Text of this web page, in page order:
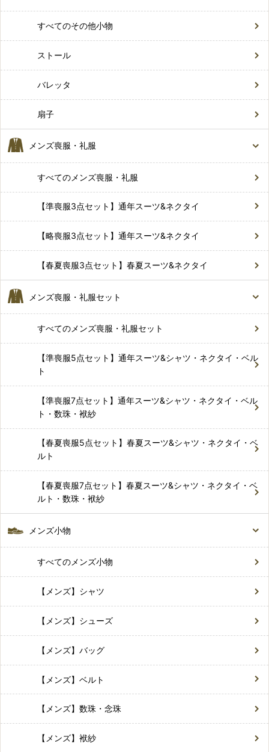
すべてのその他小物
ストール
バレッタ
扇子
メンズ喪服・礼服
すべてのメンズ喪服・礼服
【準喪服3点セット】通年スーツ&ネクタイ
【略喪服3点セット】通年スーツ&ネクタイ
【春夏喪服3点セット】春夏スーツ&ネクタイ
メンズ喪服・礼服セット
すべてのメンズ喪服・礼服セット
【準喪服5点セット】通年スーツ&シャツ・ネクタイ・ベル
ト
【準喪服7点セット】通年スーツ&シャツ・ネクタイ・ベル
ト・数珠・袱紗
【春夏喪服5点セット】春夏スーツ&シャツ・ネクタイ・ベ
ルト
【春夏喪服7点セット】春夏スーツ&シャツ・ネクタイ・ベ
ルト・数珠・袱紗
メンズ小物
すべてのメンズ小物
【メンズ】シャツ
【メンズ】シューズ
【メンズ】バッグ
【メンズ】ベルト
【メンズ】数珠・念珠
【メンズ】袱紗